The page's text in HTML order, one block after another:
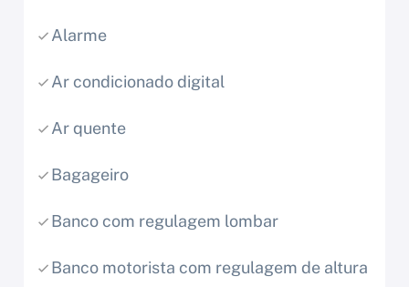
Alarme
Ar condicionado digital
Ar quente
Bagageiro
Banco com regulagem lombar
Banco motorista com regulagem de altura